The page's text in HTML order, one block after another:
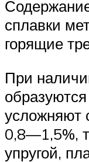
сплавки
горящие
При
усложняют
0,8—1,5%,
упругой,